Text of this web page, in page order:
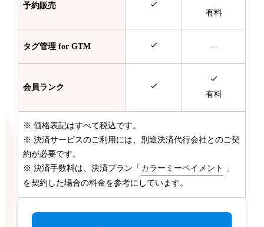
予約販売
有料
タグ管理 for GTM —
会員ランク
有料
※ 価格表記はすべて税込です。
※ 決済サービスのご利用には、別途決済代行会社とのご契
約が必要です。
※ 決済手数料は、決済プラン「 カラーミーペイメント
」
を契約した場合の料金を参考にしています。